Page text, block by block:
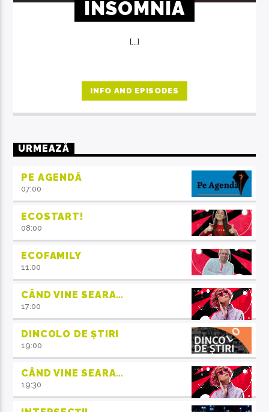
INSOMNIA
[...]
INFO AND EPISODES
URMEAZĂ
PE AGENDĂ
07:00
ECOSTART!
08:00
ECOFAMILY
11:00
CÂND VINE SEARA…
17:00
DINCOLO DE ȘTIRI
19:00
CÂND VINE SEARA…
19:30